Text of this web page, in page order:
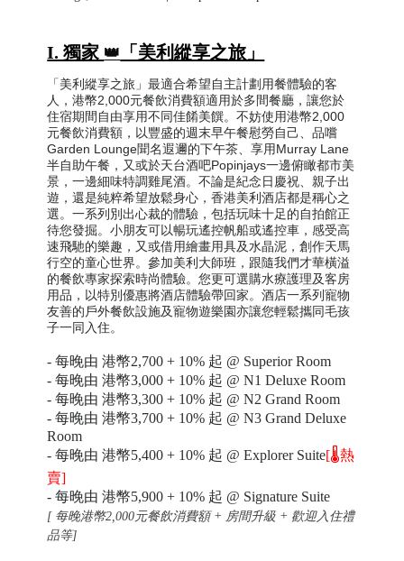
I. 獨家 👑 「美利縱享之旅」
「美利縱享之旅」最適合希望自主計劃用餐體驗的客
人，港幣2,000元餐飲消費額適用於多間餐廳，讓您於
住宿期間自由享用不同佳餚美饌。不妨使用港幣2,000
元餐飲消費額，以豐盛的週末早午餐慰勞自己、品嚐
Garden Lounge聞名遐邇的下午茶、享用Murray Lane
半自助午餐，又或於天台酒吧Popinjays一邊俯瞰都市美
景，一邊細味特調雞尾酒。不論是紀念日慶祝、親子出
遊，還是純粹希望放鬆身心，香港美利酒店都是稱心之
選。一系列別出心裁的體驗，包括玩味十足的自拍館正
待您發掘。小朋友可以暢玩遙控帆船或遙控車，感受高
速飛馳的樂趣，又或借用繪畫用具及水晶泥，創作天馬
行空的童心世界。參加美利大師班，跟隨我們才華橫溢
的餐飲專家探索時尚體驗。您更可選購水療護理及客房
用品，以特別優惠將酒店體驗帶回家。酒店一系列寵物
友善的戶外餐飲設施及寵物遊樂園亦讓您輕鬆攜同毛孩
子一同入住。
-每晚由 港幣2,700 + 10% 起 @ Superior Room
-每晚由 港幣3,000 + 10% 起 @ N1 Deluxe Room
-每晚由 港幣3,300 + 10% 起 @ N2 Grand Room
-每晚由 港幣3,700 + 10% 起 @ N3 Grand Deluxe
Room
-每晚由 港幣5,400 + 10% 起 @ Explorer Suite[🌡️熱
賣]
-每晚由 港幣5,900 + 10% 起 @ Signature Suite
[ 每晚港幣2,000元餐飲消費額 + 房間升級 + 歡迎入住禮
品等]